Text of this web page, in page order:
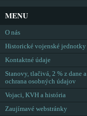
MENU
O nás
Historické vojenské jednotky
Kontaktné údaje
Stanovy, tlačivá, 2 % z dane a
ochrana osobných údajov
Vojaci, KVH a história
Zaujímavé webstránky